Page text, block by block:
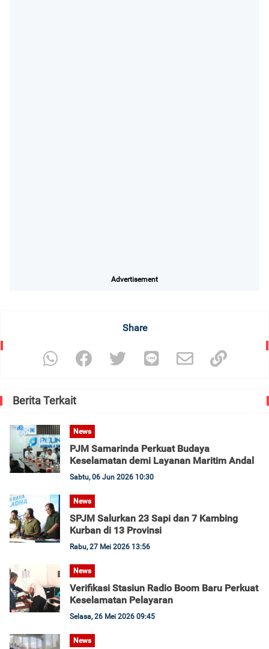
Advertisement
Share
Berita Terkait
News
PJM Samarinda Perkuat Budaya
Keselamatan demi Layanan Maritim Andal
Sabtu, 06 Jun 2026 10:30
News
SPJM Salurkan 23 Sapi dan 7 Kambing
Kurban di 13 Provinsi
Rabu, 27 Mei 2026 13:56
News
Verifikasi Stasiun Radio Boom Baru Perkuat
Keselamatan Pelayaran
Selasa, 26 Mei 2026 09:45
News